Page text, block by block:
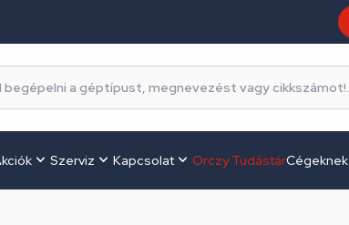
Szerviz Kapcsolat Orczy TudástárCégeknek